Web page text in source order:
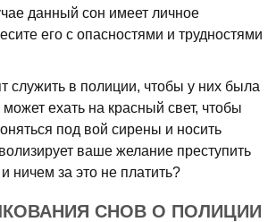
данный сон имеет личное
его с опасностями и трудностями
служить в полиции, чтобы у них была
ехать на красный свет, чтобы
под вой сирены и носить
ваше желание преступить
ничем за это не платить?
СНОВ О ПОЛИЦИИ